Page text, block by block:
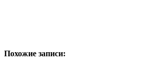
Похожие записи: